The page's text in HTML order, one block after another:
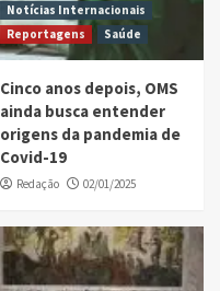
Notícias Internacionais
Reportagens
Saúde
Cinco anos depois, OMS
ainda busca entender
origens da pandemia de
Covid-19
Redação 02/01/2025